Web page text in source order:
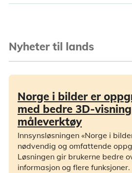
Nyheter til lands
Norge i bilder er
med bedre 3D-
måleverktøy
Innsynsløsningen «Norge i
nødvendig og omfattende
Løsningen gir brukerne bedre
informasjon og flere funksjoner.